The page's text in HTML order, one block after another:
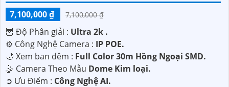
7,100,000 ₫
7,100,000 ₫
🦉 Độ Phân giải : Ultra 2k .
⚙ Công Nghệ Camera : IP POE.
🌙 Xem ban đêm : Full Color 30m Hồng Ngoại SMD.
🤹 Camera Theo Mẫu Dome Kim loại.
️➲ Ưu Điểm : Công Nghệ AI.